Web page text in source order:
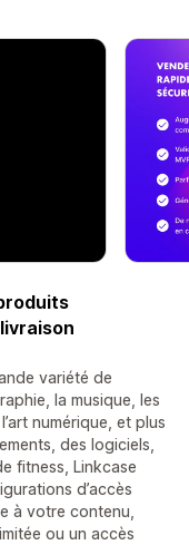
variété de
la musique, les
numérique, et plus
des logiciels,
fitness, Linkcase
d’accès
à votre contenu,
ou un accès